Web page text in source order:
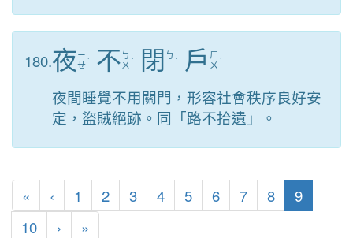
180.夜ㄧ
ㄝˋ 不 ㄅ
ㄨ ˋ 閉 ㄅ
ㄧˋ 戶 ㄏ
ㄨ ˋ
夜間睡覺不用關門，形容社會秩序良好安
定，盜賊絕跡。同「路不拾遺」。
« 第一頁
‹ 上一頁
1 2 3 4 5 6 7 8 9(目前
10
› 下一頁
»